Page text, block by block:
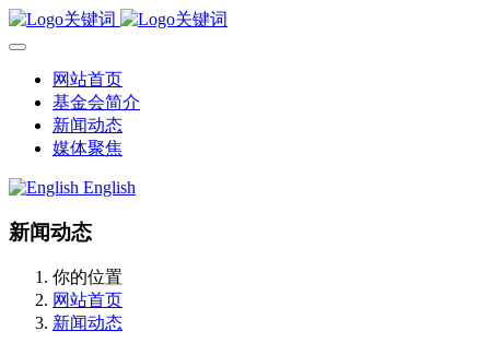
网站首页
基金会简介
新闻动态
媒体聚焦
English
新闻动态
你的位置
网站首页
新闻动态